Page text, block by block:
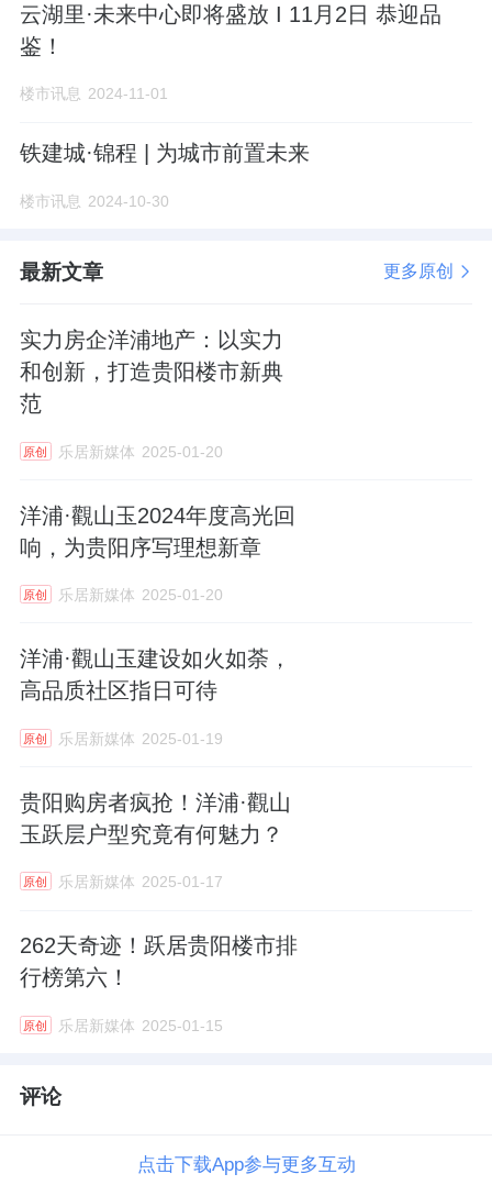
云湖里·未来中心即将盛放 I 11月2日 恭迎品
鉴！
楼市讯息 2024-11-01
铁建城·锦程 | 为城市前置未来
楼市讯息 2024-10-30
最新文章 更多原创
实力房企洋浦地产：以实力
和创新，打造贵阳楼市新典
范
原创 乐居新媒体 2025-01-20
洋浦·觀山玉2024年度高光回
响，为贵阳序写理想新章
原创 乐居新媒体 2025-01-20
洋浦·觀山玉建设如火如荼，
高品质社区指日可待
原创 乐居新媒体 2025-01-19
贵阳购房者疯抢！洋浦·觀山
玉跃层户型究竟有何魅力？
原创 乐居新媒体 2025-01-17
262天奇迹！跃居贵阳楼市排
行榜第六！
原创 乐居新媒体 2025-01-15
评论
点击下载App参与更多互动